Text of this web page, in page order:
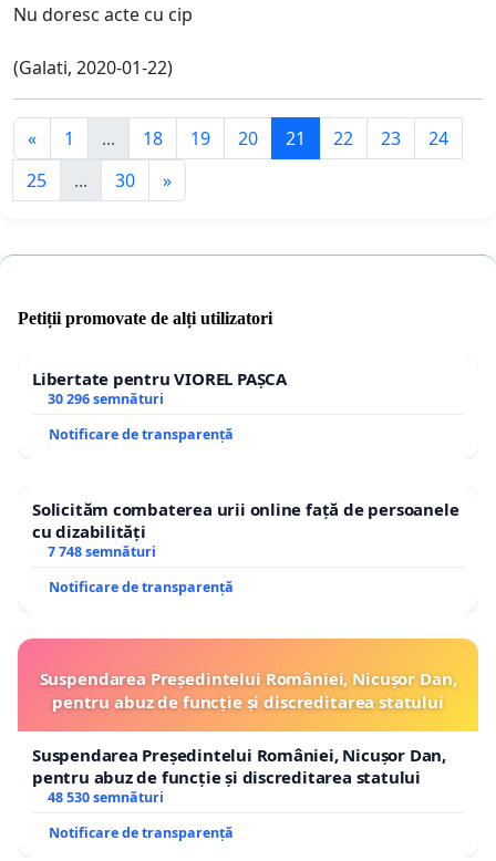
Nu doresc acte cu cip
(Galati, 2020-01-22)
« 1 ... 18 19 20 21 22 23
24
25
... 30 »
Petiții promovate de alți utilizatori
Libertate pentru VIOREL PAȘCA
30 296 semnături
Notificare de transparență
Solicităm combaterea urii online față de persoanele
cu dizabilități
7 748 semnături
Notificare de transparență
Suspendarea Președintelui României, Nicușor Dan,
pentru abuz de funcție și discreditarea statului
Suspendarea Președintelui României, Nicușor Dan,
pentru abuz de funcție și discreditarea statului
48 530 semnături
Notificare de transparență